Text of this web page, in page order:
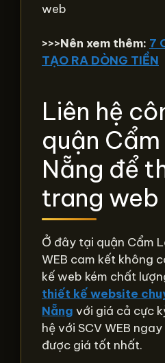
web
>>>Nên xem thêm: 7
TẠO RA DÒNG TIỀN
Liên hệ
quận
Nẵng để
trang web
Ở đây tại quận Cẩm
WEB cam kết không
kế web kém chất
thiết kế website
Nẵng với giá cả cực
hệ với SCV WEB
được giá tốt nhất.